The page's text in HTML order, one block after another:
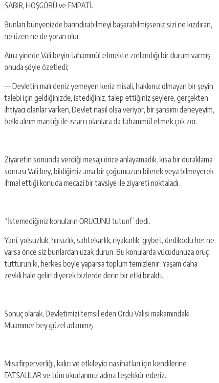
SABIR, HOŞGÖRÜ ve EMPATİ.
Bunları bünyenizde barındırabilmeyi başarabilmişseniz sizi ne kızdıran,
ne üzen ne de yoran olur.
Ama yinede Vali beyin tahammül etmekte zorlandığı bir durum varmış
onuda şöyle özetledi;
— Devletin malı deniz yemeyen keriz misali, hakkınız olmayan bir şeyin
talebi için geldiğinizde, istediğiniz, talep ettiğiniz şeylere, gerçekten
ihtiyacı olanlar varken, Devlet nasıl olsa veriyor, bir şansımı deneyeyim,
belki alırım mantığı ile ısrarcı olanlara da tahammül etmek çok zor.
Ziyaretin sonunda verdiği mesajı önce anlayamadık, kısa bir duraklama
sonrası Vali bey, bildiğimiz ama bir çoğumuzun bilerek veya bilmeyerek
ihmal ettiği konuda mecazi bir tavsiye ile ziyareti noktaladı.
“İstemediğiniz konuların ORUCUNU tutun!” dedi.
Yani, yolsuzluk, hırsızlık, sahtekarlık, riyakarlık, gıybet, dedikodu her ne
varsa önce siz bunlardan uzak durun. Bu konularda vücudunuza oruç
tutturun ki, herkes böyle yaparsa toplum temizlenir. Yaşam daha
zevkli hale gelir! diyerek bizlerde derin bir etki bıraktı.
Sonuç olarak, Devletimizi temsil eden Ordu Valisi makamındaki
Muammer bey güzel adammış .
Misafirperverliği, kalıcı ve etkileyici nasihatları için kendilerine
FATSALILAR ve tüm okurlarımız adına teşekkür ederiz.